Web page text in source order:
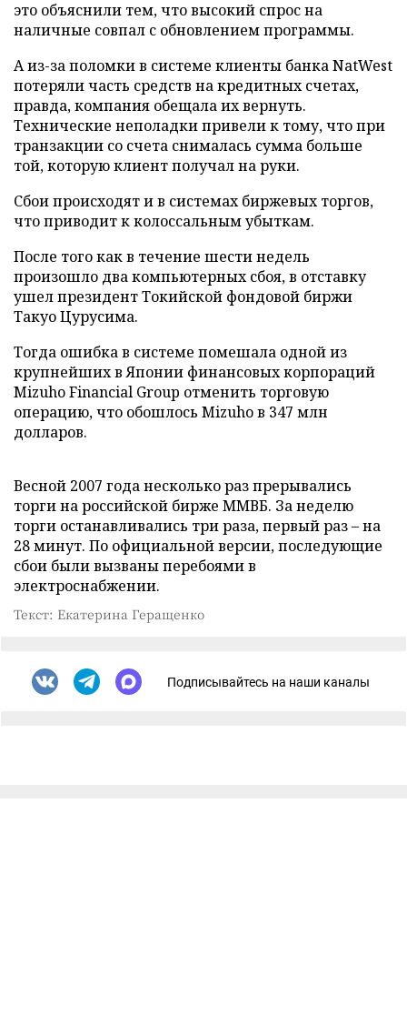
это объяснили тем, что высокий спрос на
наличные совпал с обновлением программы.
А из-за поломки в системе клиенты банка NatWest
потеряли часть средств на кредитных счетах,
правда, компания обещала их вернуть.
Технические неполадки привели к тому, что при
транзакции со счета снималась сумма больше
той, которую клиент получал на руки.
Сбои происходят и в системах биржевых торгов,
что приводит к колоссальным убыткам.
После того как в течение шести недель
произошло два компьютерных сбоя, в отставку
ушел президент Токийской фондовой биржи
Такуо Цурусима.
Тогда ошибка в системе помешала одной из
крупнейших в Японии финансовых корпораций
Mizuho Financial Group отменить торговую
операцию, что обошлось Mizuho в 347 млн
долларов.
Весной 2007 года несколько раз прерывались
торги на российской бирже ММВБ. За неделю
торги останавливались три раза, первый раз – на
28 минут. По официальной версии, последующие
сбои были вызваны перебоями в
электроснабжении.
Текст: Екатерина Геращенко
Подписывайтесь на наши каналы